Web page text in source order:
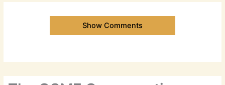
Show Comments